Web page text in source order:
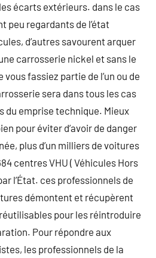
écarts extérieurs. dans le cas
peu regardants de l’état
d’autres savourent arquer
carrosserie nickel et sans le
fassiez partie de l’un ou de
sera dans tous les cas
du emprise technique. Mieux
pour éviter d’avoir de danger
plus d’un milliers de voitures
centres VHU ( Véhicules Hors
l’État. ces professionnels de
démontent et récupèrent
pour les réintroduire
Pour répondre aux
les professionnels de la